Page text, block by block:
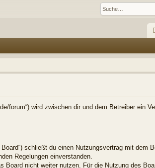
forum“) wird zwischen dir und dem Betreiber ein
schließt du einen Nutzungsvertrag mit dem
Regelungen einverstanden.
Board nicht weiter nutzen. Für die Nutzung des